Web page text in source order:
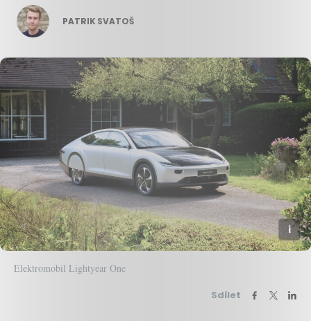
PATRIK SVATOŠ
Elektromobil Lightyear One
Sdílet